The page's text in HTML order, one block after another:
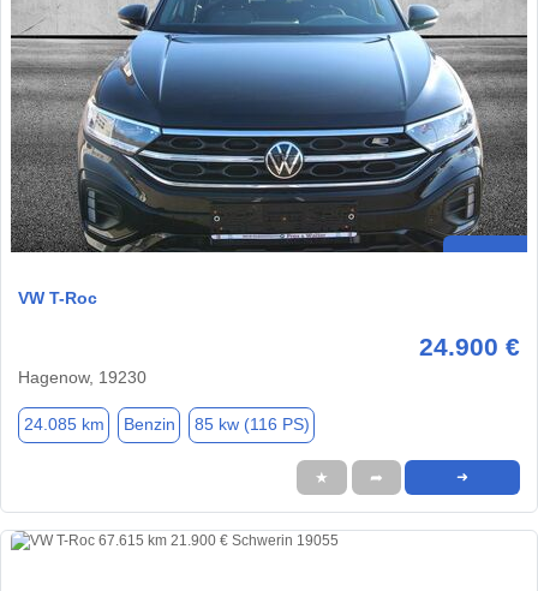
VW T-Roc
24.900 €
Hagenow, 19230
24.085 km Benzin 85 kw (116 PS)
★ ➦ ➜